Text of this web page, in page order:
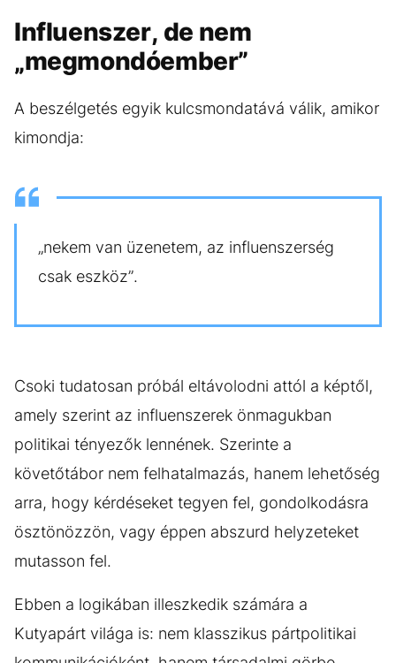
Influenszer, de nem
„megmondóember”
A beszélgetés egyik kulcsmondatává válik, amikor
kimondja:
„nekem van üzenetem, az influenszerség
csak eszköz”.
Csoki tudatosan próbál eltávolodni attól a képtől,
amely szerint az influenszerek önmagukban
politikai tényezők lennének. Szerinte a
követőtábor nem felhatalmazás, hanem lehetőség
arra, hogy kérdéseket tegyen fel, gondolkodásra
ösztönözzön, vagy éppen abszurd helyzeteket
mutasson fel.
Ebben a logikában illeszkedik számára a
Kutyapárt világa is: nem klasszikus pártpolitikai